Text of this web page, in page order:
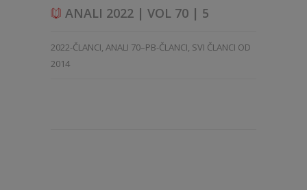
ANALI 2022 | VOL 70 | 5
2022-ČLANCI, ANALI 70–PB-ČLANCI, SVI ČLANCI OD
2014